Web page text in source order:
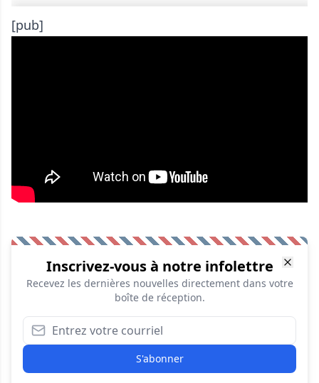
[pub]
Inscrivez-vous à notre infolettre
Recevez les dernières nouvelles directement dans votre
boîte de réception.
S'abonner